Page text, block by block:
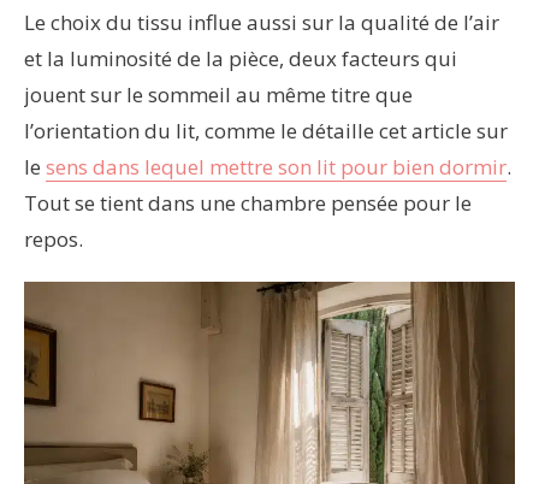
Le choix du tissu influe aussi sur la qualité de l’air
et la luminosité de la pièce, deux facteurs qui
jouent sur le sommeil au même titre que
l’orientation du lit, comme le détaille cet article sur
le sens dans lequel mettre son lit pour bien dormir.
Tout se tient dans une chambre pensée pour le
repos.